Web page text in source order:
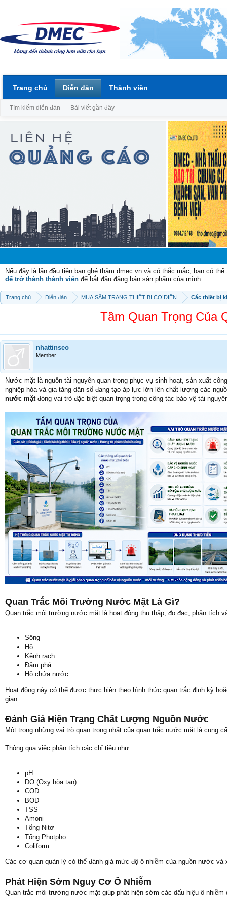
Nếu đây là lần đầu tiên bạn ghé thăm dmec.vn và có thắc mắc, bạn có
để trở thành thành viên để bắt đầu đăng bán sản phẩm của mình.
Trang chủ Diễn đàn MUA SẮM TRANG THIẾT BỊ CƠ ĐIỆN Các thiết bị
Tầm Quan Trọng Của
nhattinseo
Member
Nước mặt là nguồn tài nguyên quan trọng phục vụ sinh hoạt, sản xuất
nghiệp hóa và gia tăng dân số đang tạo áp lực lớn lên chất lượng các
nước mặtđóng vai trò đặc biệt quan trọng trong công tác bảo vệ tài
Quan Trắc Môi Trường Nước Mặt Là Gì?
Quan trắc môi trường nước mặt là hoạt động thu thập, đo đạc, phân
Sông
Hồ
Kênh rạch
Đầm phá
Hồ chứa nước
Hoạt động này có thể được thực hiện theo hình thức quan trắc định kỳ
gian.
Đánh Giá Hiện Trạng Chất Lượng Nguồn Nước
Một trong những vai trò quan trọng nhất của quan trắc nước mặt là cung
Thông qua việc phân tích các chỉ tiêu như:
pH
DO (Oxy hòa tan)
COD
BOD
TSS
Amoni
Tổng Nitơ
Tổng Photpho
Coliform
Các cơ quan quản lý có thể đánh giá mức độ ô nhiễm của nguồn nước
Phát Hiện Sớm Nguy Cơ Ô Nhiễm
Quan trắc môi trường nước mặt giúp phát hiện sớm các dấu hiệu ô nhiễm
Trang chủ Diễn đàn
Tìm kiếm diễn đàn Bài viết gần đây
Thành viên